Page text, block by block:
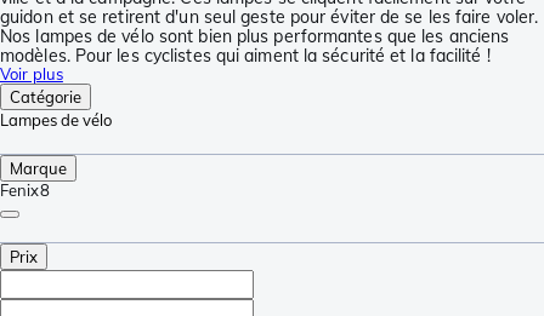
guidon et se retirent d'un seul geste pour éviter de se les faire voler.
Nos lampes de vélo sont bien plus performantes que les anciens
modèles. Pour les cyclistes qui aiment la sécurité et la facilité !
Voir plus
Catégorie
Lampes de vélo
Marque
Fenix8
Prix